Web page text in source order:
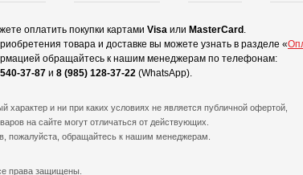
оплатить покупки картами Visa или MasterCard .
товара и доставке вы можете узнать в разделе «
обращайтесь к нашим менеджерам по телефонам:
37-87 и 8 (985) 128-37-22 (WhatsApp).
характер и ни при каких условиях не является публичной офертой,
на сайте могут отличаться от действующих.
пожалуйста, обращайтесь к нашим менеджерам.
права защищены.